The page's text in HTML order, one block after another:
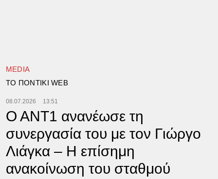
MEDIA
TΟ ΠΟΝΤΙΚΙ WEB
08.07.2026 13:51
Ο ΑΝΤ1 ανανέωσε τη
συνεργασία του με τον Γιώργο
Λιάγκα – Η επίσημη
ανακοίνωση του σταθμού